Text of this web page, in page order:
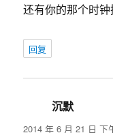
还有你的那个时
回复
沉默
道：
2014 年 6 月 21 日 下